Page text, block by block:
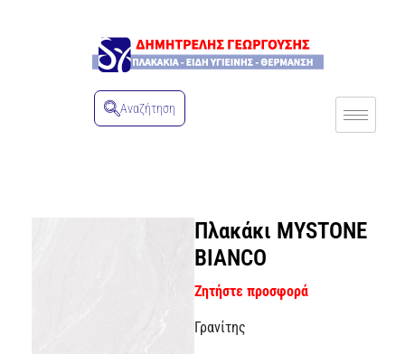
Αναζήτηση
Πλακάκι MYSTONE
BIANCO
Ζητήστε προσφορά
Γρανίτης